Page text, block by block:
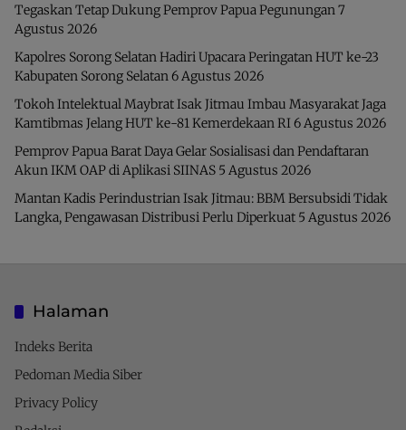
Tegaskan Tetap Dukung Pemprov Papua Pegunungan 7
Agustus 2026
Kapolres Sorong Selatan Hadiri Upacara Peringatan HUT ke-23
Kabupaten Sorong Selatan 6 Agustus 2026
Tokoh Intelektual Maybrat Isak Jitmau Imbau Masyarakat Jaga
Kamtibmas Jelang HUT ke-81 Kemerdekaan RI 6 Agustus 2026
Pemprov Papua Barat Daya Gelar Sosialisasi dan Pendaftaran
Akun IKM OAP di Aplikasi SIINAS 5 Agustus 2026
Mantan Kadis Perindustrian Isak Jitmau: BBM Bersubsidi Tidak
Langka, Pengawasan Distribusi Perlu Diperkuat 5 Agustus 2026
Halaman
Indeks Berita
Pedoman Media Siber
Privacy Policy